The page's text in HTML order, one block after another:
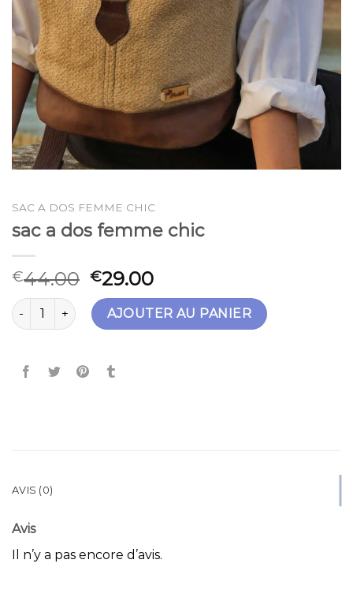
SAC A DOS FEMME CHIC
sac a dos femme chic
€44.00 €29.00
quantité de sac a dos femme chic
AJOUTER AU PANIER
AVIS (0)
Avis
Il n’y a pas encore d’avis.